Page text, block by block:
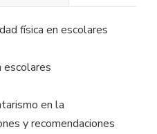
física en escolares
escolares
en la
y recomendaciones